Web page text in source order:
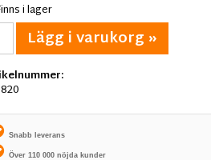
i lager
Lägg i varukorg »
Snabb leverans
Över 110 000 nöjda kunder